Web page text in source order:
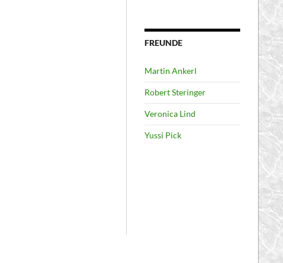
FREUNDE
Martin Ankerl
Robert Steringer
Veronica Lind
Yussi Pick